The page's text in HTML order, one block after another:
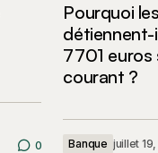
0
Pourquoi
détiennent-
7701 euros
courant ?
Banque juillet